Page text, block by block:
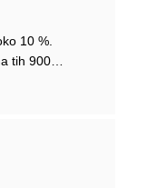
10 %.
tih 900…